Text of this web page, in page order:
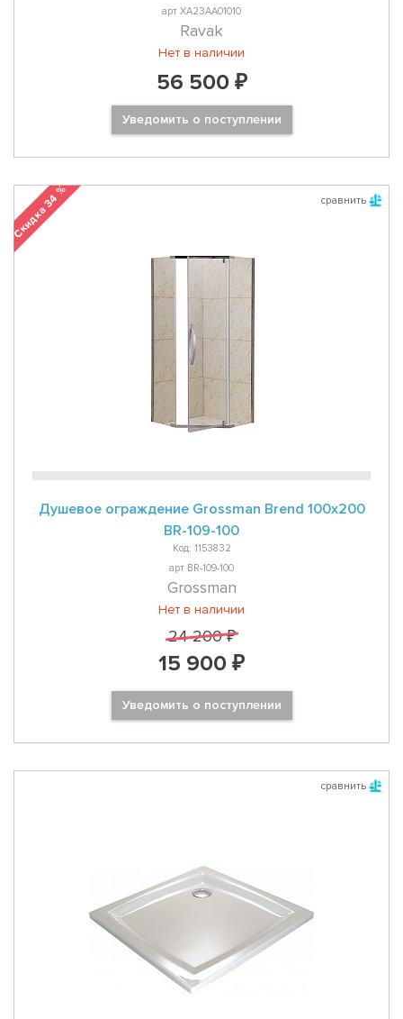
арт XA23AA01010
Ravak
Нет в наличии
56 500 ₽
Уведомить о поступлении
сравнить
Скидка 34 %
Душевое ограждение Grossman Brend 100x200
BR-109-100
Код: 1153832
арт BR-109-100
Grossman
Нет в наличии
24 200 ₽
15 900 ₽
Уведомить о поступлении
сравнить